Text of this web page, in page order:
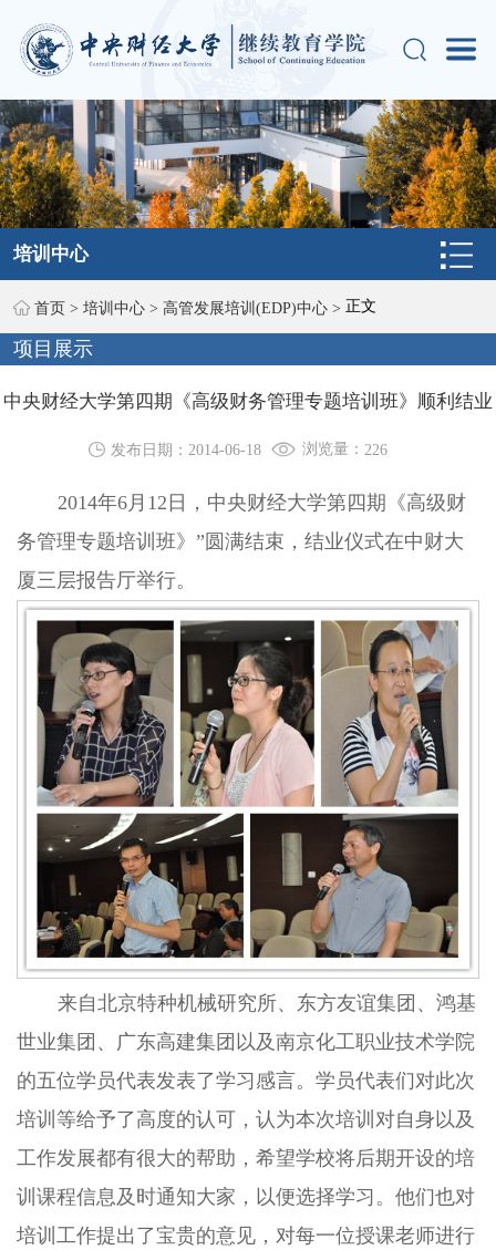
培训中心
首页 > 培训中心 > 高管发展培训(EDP)中心 > 正文
项目展示
中央财经大学第四期《高级财务管理专题培训班》顺利结业
发布日期：2014-06-18 浏览量： 226
2014年6月 12 日，中央财经大学第四期《高级财
务管理专题培训班》 ” 圆满结束，结业仪式在中财大
厦三层报告厅举行。
来自北京特种机械研究所、东方友谊集团、鸿基
世业集团、广东高建集团以及南京化工职业技术学院
的五位学员代表发表了学习感言。学员代表们对此次
培训等给予了高度的认可，认为本次培训对自身以及
工作发展都有很大的帮助，希望学校将后期开设的培
训课程信息及时通知大家，以便选择学习。他们也对
培训工作提出了宝贵的意见，对每一位授课老师进行